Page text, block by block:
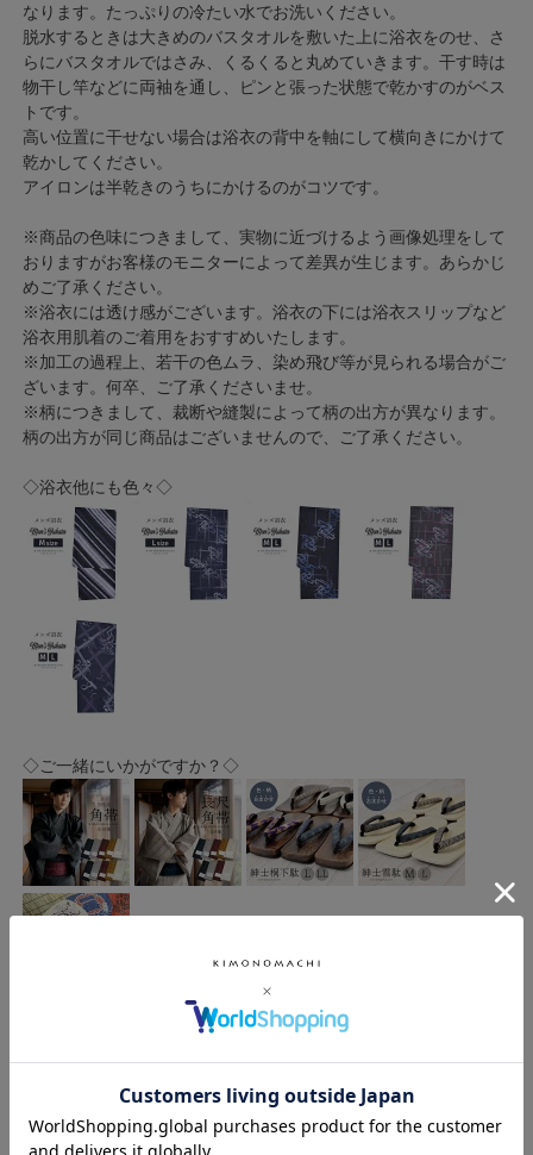
なります。たっぷりの冷たい水でお洗いください。
脱水するときは大きめのバスタオルを敷いた上に浴衣をのせ、さ
らにバスタオルではさみ、くるくると丸めていきます。干す時は
物干し竿などに両袖を通し、ピンと張った状態で乾かすのがベス
トです。
高い位置に干せない場合は浴衣の背中を軸にして横向きにかけて
乾かしてください。
アイロンは半乾きのうちにかけるのがコツです。
※商品の色味につきまして、実物に近づけるよう画像処理をして
おりますがお客様のモニターによって差異が生じます。あらかじ
めご了承ください。
※浴衣には透け感がございます。浴衣の下には浴衣スリップなど
浴衣用肌着のご着用をおすすめいたします。
※加工の過程上、若干の色ムラ、染め飛び等が見られる場合がご
ざいます。何卒、ご了承くださいませ。
※柄につきまして、裁断や縫製によって柄の出方が異なります。
柄の出方が同じ商品はございませんので、ご了承ください。
◇浴衣他にも色々◇
◇ご一緒にいかがですか？◇